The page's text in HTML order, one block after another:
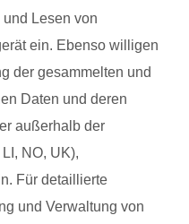
das jeder mit einbezogen
zum
Lesen von
ein. Ebenso willigen
der gesammelten und
Daten und deren
außerhalb der
NO, UK),
Für detaillierte
und Verwaltung von